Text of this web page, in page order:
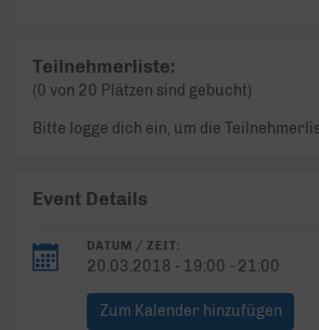
Teilnehmerliste:
(0 von 20 Plätzen sind gebucht)
Bitte logge dich ein, um die
Event Details
DATUM / ZEIT:
20.03.2018 - 19:00 - 21:00
Zum Kalender hinzufügen